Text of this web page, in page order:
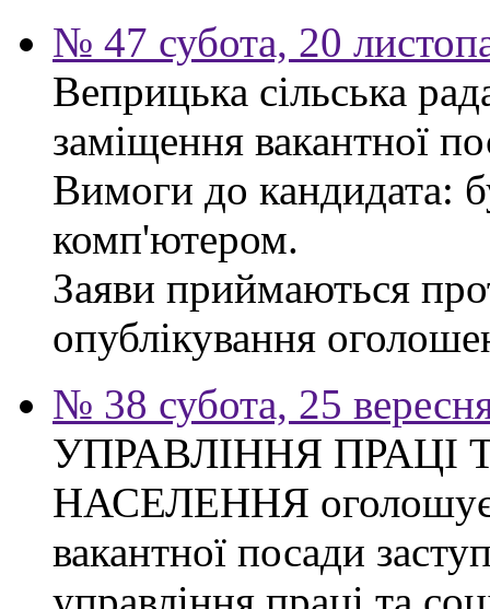
№ 47 субота, 20
Веприцька сільська
заміщення вакантної
Вимоги до кандидата:
комп'ютером.
Заяви приймаються
опублікування
№ 38 субота, 25
УПРАВЛІННЯ ПРАЦІ
НАСЕЛЕННЯ оголошує
вакантної посади